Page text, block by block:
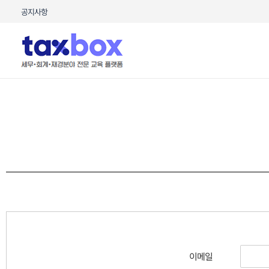
콘텐츠로공지사항
이메일